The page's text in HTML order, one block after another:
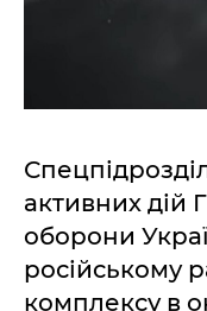
активних дій
оборони
російському
комплексу в